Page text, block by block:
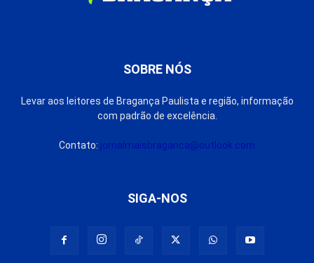
SOBRE NÓS
Levar aos leitores de Bragança Paulista e região, informação
com padrão de excelência.
Contato: jornalmaisbraganca@outlook.com
SIGA-NOS